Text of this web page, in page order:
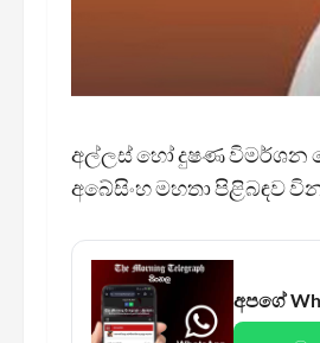
අල්ලස් හෝ දුෂණ විමර්ශන
අබේසිංහ මහතා පිළිබඳව
අපගේ